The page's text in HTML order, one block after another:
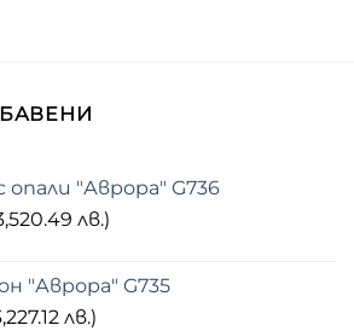
опали "Аврора" G736
лв.)
"Аврора" G735
лв.)